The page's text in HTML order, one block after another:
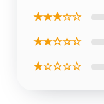
★★★☆☆
★★☆☆☆
★☆☆☆☆